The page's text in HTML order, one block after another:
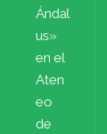
Ándal
us»
en el
Aten
eo
de